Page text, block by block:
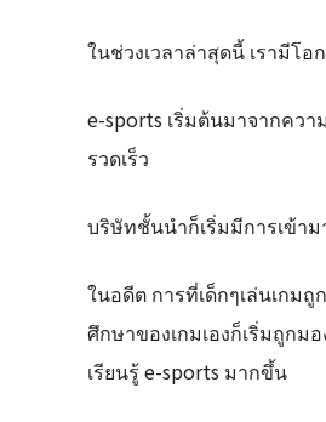
ในช่วงเวลาล่าสุดนี้ เรามีโ
e-sports เริ่มต้นมาจากคว
รวดเร็ว
บริษัทชั้นนำก็เริ่มมีการเข้า
ในอดีต การที่เด็กๆเล่นเกม
ศึกษาของเกมเองก็เริ่มถูกม
เรียนรู้ e-sports มากขึ้น